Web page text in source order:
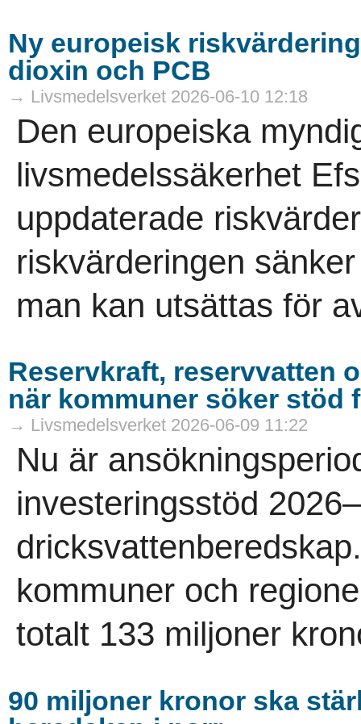
Ny europeisk
dioxin och PCB
→ Livsmedelsverket 2026-06-10 12:18
Den europeiska
livsmedelssäkerhet
uppdaterade
riskvärderingen
man kan utsättas för
Reservkraft, reservvatten
när kommuner söker stöd
→ Livsmedelsverket 2026-06-09 11:22
Nu är
investeringsstöd
kommuner och
totalt 133 miljoner
90 miljoner kronor ska